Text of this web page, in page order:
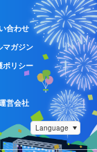
合わせ
マガジン
ポリシー
営会社